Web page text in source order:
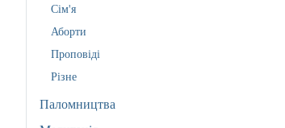
Сім'я
Аборти
Проповіді
Різне
Паломництва